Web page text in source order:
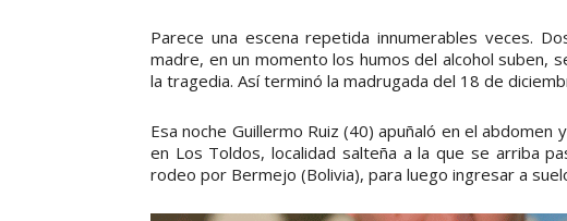
Parece una escena repetida innumerables veces.
madre, en un momento los humos del alcohol suben,
la tragedia. Así terminó la madrugada del 18 de
Esa noche Guillermo Ruiz (40) apuñaló en el
en Los Toldos, localidad salteña a la que se arriba
rodeo por Bermejo (Bolivia), para luego ingresar a